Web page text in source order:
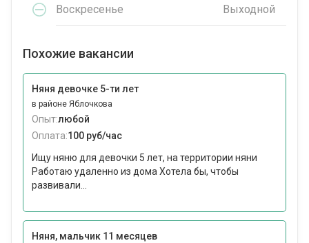
Воскресенье Выходной
Похожие вакансии
Няня девочке 5-ти лет
в районе Яблочкова
Опыт:любой
Оплата:100 руб/час
Ищу няню для девочки 5 лет, на территории няни
Работаю удаленно из дома Хотела бы, чтобы
развивали...
Няня, мальчик 11 месяцев